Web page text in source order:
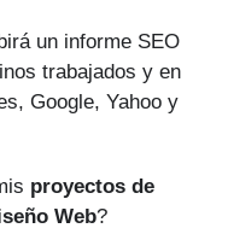
un informe SEO
trabajados y en
Google, Yahoo y
proyectos de
Web?